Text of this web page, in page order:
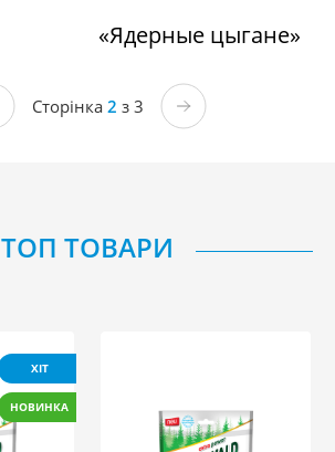
«Ядерные цыгане»
Сторінка 2 з 3
ТОП ТОВАРИ
ХІТ
НОВИНКА